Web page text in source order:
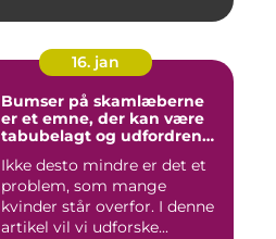
16. jan
Bumser på skamlæberne
er et emne, der kan være
tabubelagt og udfordrende
Ikke desto mindre er det et
problem, som mange
kvinder står overfor. I denne
artikel vil vi udforske...